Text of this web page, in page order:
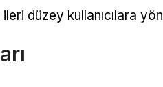
düzey kullanıcılara